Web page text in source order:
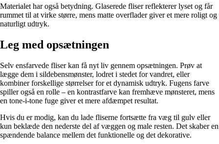
Materialet har også betydning. Glaserede fliser reflekterer lyset og får
rummet til at virke større, mens matte overflader giver et mere roligt og
naturligt udtryk.
Leg med opsætningen
Selv ensfarvede fliser kan få nyt liv gennem opsætningen. Prøv at
lægge dem i sildebensmønster, lodret i stedet for vandret, eller
kombiner forskellige størrelser for et dynamisk udtryk. Fugens farve
spiller også en rolle – en kontrastfarve kan fremhæve mønsteret, mens
en tone-i-tone fuge giver et mere afdæmpet resultat.
Hvis du er modig, kan du lade fliserne fortsætte fra væg til gulv eller
kun beklæde den nederste del af væggen og male resten. Det skaber en
spændende balance mellem det funktionelle og det dekorative.